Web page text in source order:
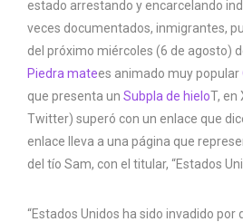
estado arrestando y encarcelando
veces documentados, inmigrantes,
del próximo miércoles (6 de agosto)
Piedra matees animado muy popular
que presenta un Subpla de hieloT, en
Twitter) superó con un enlace que
enlace lleva a una página que
del tío Sam, con el titular, “Estados
“Estados Unidos ha sido invadido por